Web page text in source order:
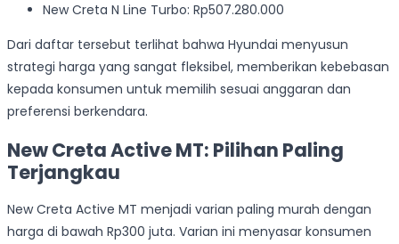
New Creta N Line Turbo: Rp507.280.000
Dari daftar tersebut terlihat bahwa Hyundai menyusun
strategi harga yang sangat fleksibel, memberikan kebebasan
kepada konsumen untuk memilih sesuai anggaran dan
preferensi berkendara.
New Creta Active MT: Pilihan Paling
Terjangkau
New Creta Active MT menjadi varian paling murah dengan
harga di bawah Rp300 juta. Varian ini menyasar konsumen